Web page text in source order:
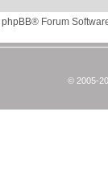
phpBB® Forum
© 2005-